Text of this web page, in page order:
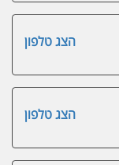
הצג טלפון
הצג טלפון